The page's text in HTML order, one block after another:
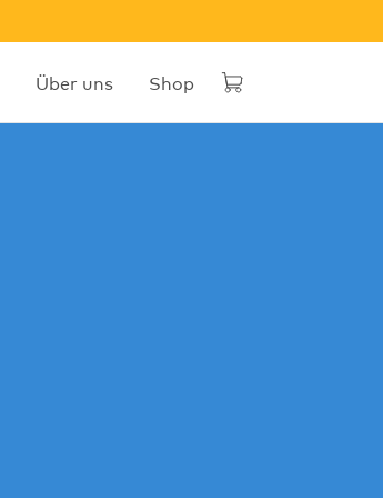
Über uns Shop